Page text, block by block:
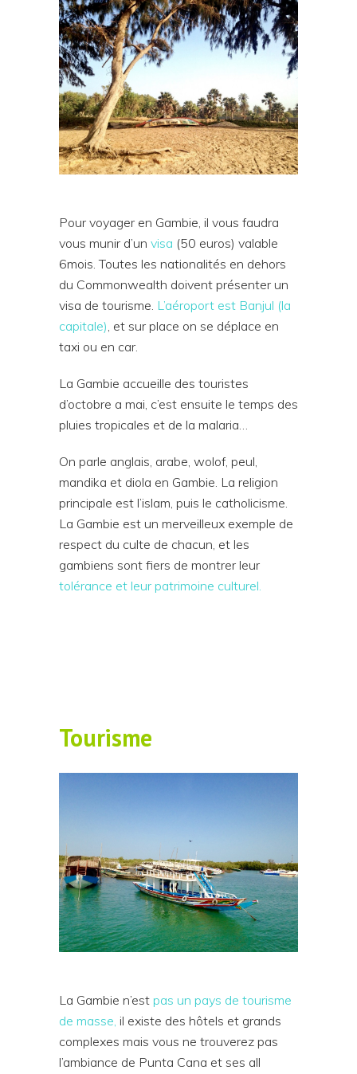
Pour voyager en Gambie, il vous faudra
vous munir d’un visa (50 euros) valable
6mois. Toutes les nationalités en dehors
du Commonwealth doivent présenter un
visa de tourisme. L’aéroport est Banjul (la
capitale), et sur place on se déplace en
taxi ou en car.
La Gambie accueille des touristes
d’octobre a mai, c’est ensuite le temps des
pluies tropicales et de la malaria…
On parle anglais, arabe, wolof, peul,
mandika et diola en Gambie. La religion
principale est l’islam, puis le catholicisme.
La Gambie est un merveilleux exemple de
respect du culte de chacun, et les
gambiens sont fiers de montrer leur
tolérance et leur patrimoine culturel.
Tourisme
La Gambie n’est pas un pays de tourisme
de masse, il existe des hôtels et grands
complexes mais vous ne trouverez pas
l’ambiance de Punta Cana et ses all